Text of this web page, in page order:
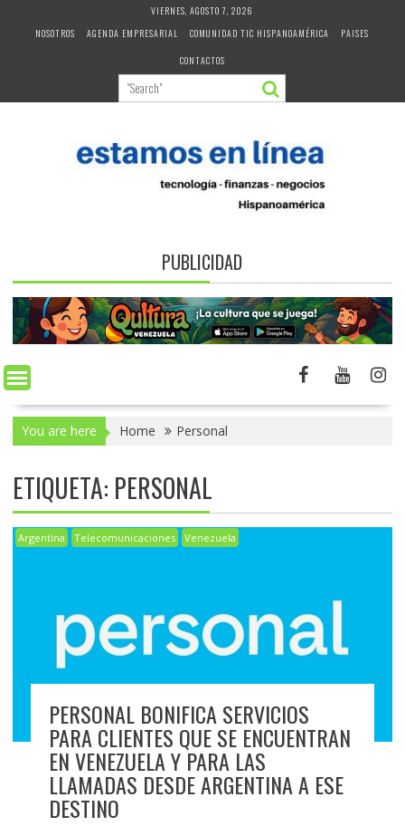
VIERNES, AGOSTO 7, 2026
NOSOTROS
AGENDA EMPRESARIAL COMUNIDAD TIC HISPANOAMÉRICA
PAISES
CONTACTOS
PUBLICIDAD
You are here Home Personal
ETIQUETA: PERSONAL
Argentina Telecomunicaciones Venezuela
PERSONAL BONIFICA SERVICIOS
PARA CLIENTES QUE SE ENCUENTRAN
EN VENEZUELA Y PARA LAS
LLAMADAS DESDE ARGENTINA A ESE
DESTINO